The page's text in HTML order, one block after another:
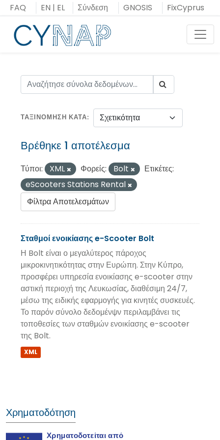
Μεταπήδηση
στο
περιεχόμενο
FAQ EN | EL Σύνδεση GNOSIS FixCyprus
ΤΑΞΙΝΌΜΗΣΗ ΚΑΤΆ
Βρέθηκε 1 αποτέλεσμα
Τύποι: XML Φορείς: Bolt
Ετικέτες:
eScooters Stations Rental
Φίλτρα Αποτελεσμάτων
Σταθμοί ενοικίασης e-Scooter Bolt
Η Bolt είναι ο μεγαλύτερος πάροχος
μικροκινητικότητας στην Ευρώπη. Στην Κύπρο,
προσφέρει υπηρεσία ενοικίασης e-scooter στην
αστική περιοχή της Λευκωσίας, διαθέσιμη 24/7,
μέσω της ειδικής εφαρμογής για κινητές συσκευές.
Το παρόν σύνολο δεδομένψν περιλαμβάνει τις
τοποθεσίες των σταθμών ενοικίασης e-scooter
της Bolt.
XML
Χρηματοδότηση